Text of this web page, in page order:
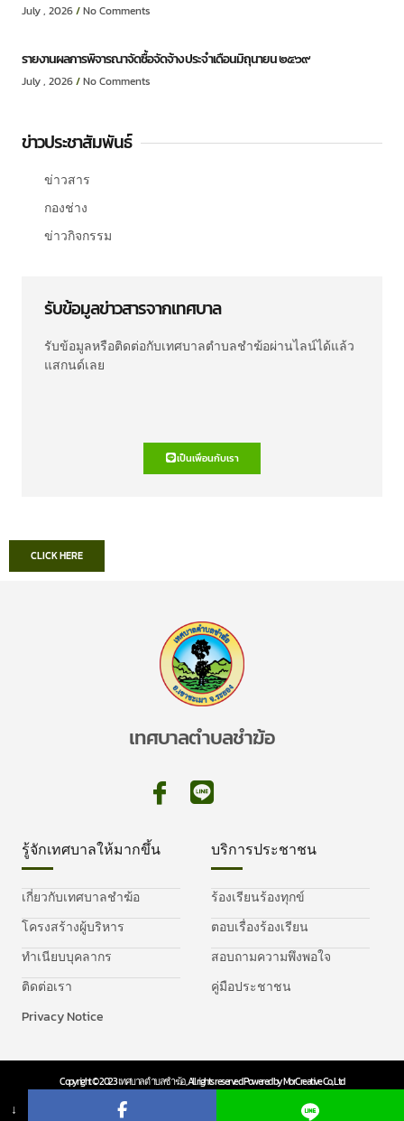
July , 2026 No Comments
รายงานผลการพิจารณาจัดซื้อจัดจ้าง ประจำเดือนมิถุนายน ๒๕๖๙
July , 2026 No Comments
ข่าวประชาสัมพันธ์
ข่าวสาร
กองช่าง
ข่าวกิจกรรม
รับข้อมูลข่าวสารจากเทศบาล
รับข้อมูลหรือติดต่อกับเทศบาลตำบลชำฆ้อผ่านไลน์ได้แล้ว
แสกนด์เลย
เป็นเพื่อนกับเรา
CLICK HERE
เทศบาลตำบลชำฆ้อ
รู้จักเทศบาลให้มากขึ้น
เกี่ยวกับเทศบาลชำฆ้อ
โครงสร้างผู้บริหาร
ทำเนียบบุคลากร
ติดต่อเรา
Privacy Notice
บริการประชาชน
ร้องเรียนร้องทุกข์
ตอบเรื่องร้องเรียน
สอบถามความพึงพอใจ
คู่มือประชาชน
Copyright © 2023 เทศบาลตำบลชำฆ้อ, All rights reserved. Powered by MorCreative Co., Ltd
↓